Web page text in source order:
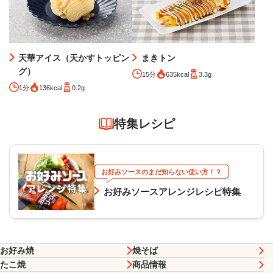
天華アイス（天かすトッピン
グ）
1分 136kcal 0.2g
まきトン
15分 635kcal 3.3g
特集レシピ
お好みソースのまだ知らない使い方！？
お好みソースアレンジレシピ特集
お好み焼
焼そば
たこ焼
商品情報